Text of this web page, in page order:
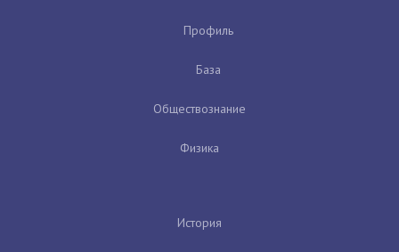
Профиль
База
Обществознание
Физика
История